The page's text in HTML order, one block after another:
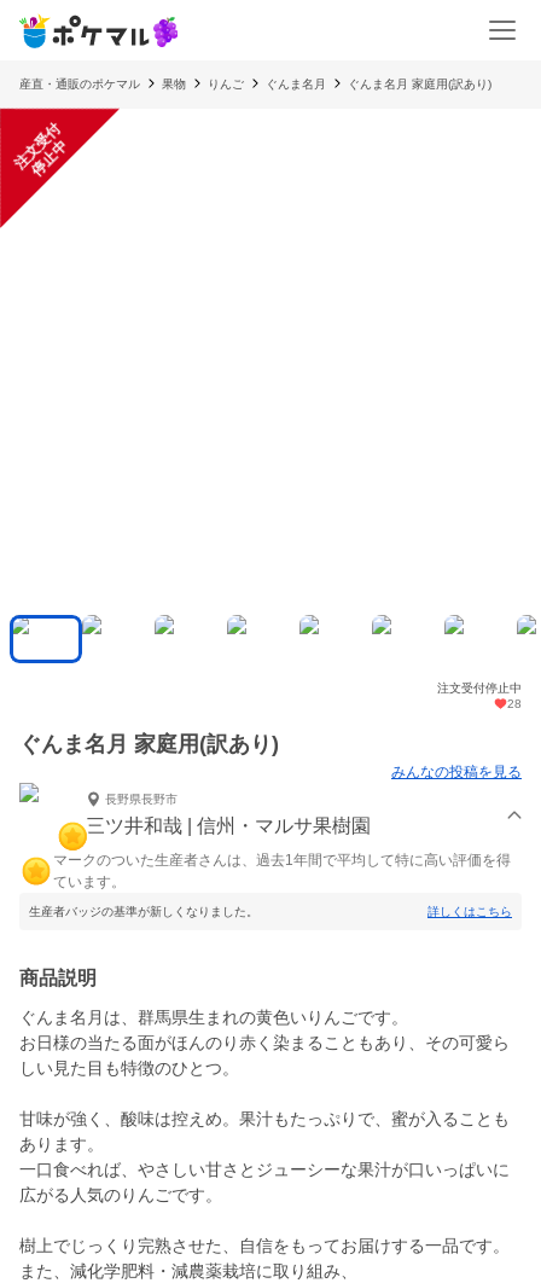
産直・通販のポケマル 果物 りんご ぐんま名月 ぐんま名月 家庭用(訳あり)
注
文
受
付
停
止
中
注文受付停止中
28
ぐんま名月 家庭用(訳あり)
みんなの投稿を見る
長野県長野市
三ツ井和哉 | 信州・マルサ果樹園
マークのついた生産者さんは、過去1年間で平均して特に高い評価を得
ています。
生産者バッジの基準が新しくなりました。 詳しくはこちら
商品説明
ぐんま名月は、群馬県生まれの黄色いりんごです。
お日様の当たる面がほんのり赤く染まることもあり、その可愛ら
しい見た目も特徴のひとつ。
甘味が強く、酸味は控えめ。果汁もたっぷりで、蜜が入ることも
あります。
一口食べれば、やさしい甘さとジューシーな果汁が口いっぱいに
広がる人気のりんごです。
樹上でじっくり完熟させた、自信をもってお届けする一品です。
また、減化学肥料・減農薬栽培に取り組み、